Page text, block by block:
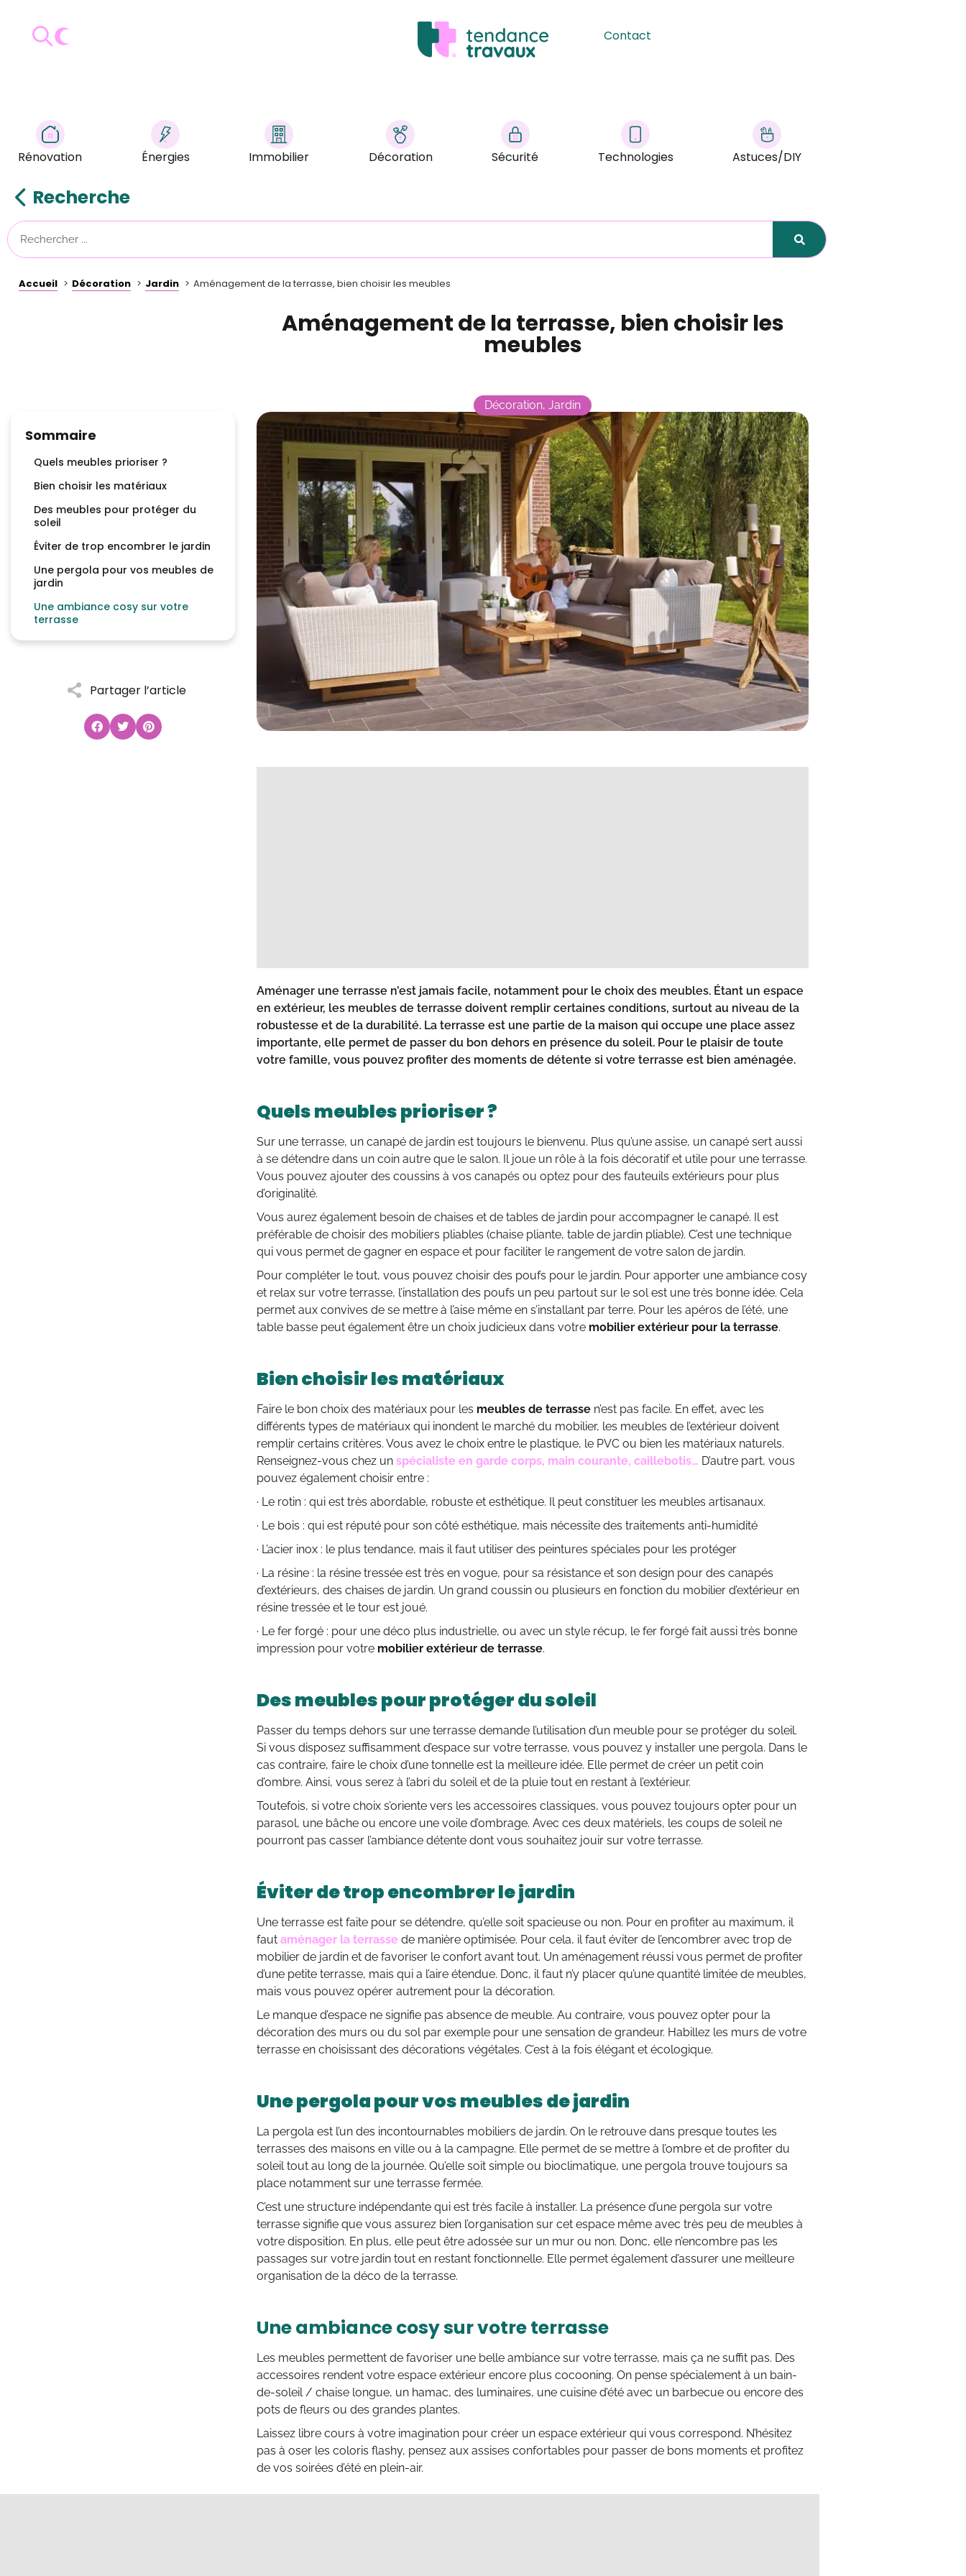
Contact
Rénovation Énergies Immobilier Décoration Sécurité Technologies Astuces/DIY
Recherche
Accueil Décoration Jardin Aménagement de la terrasse, bien choisir les meubles
Sommaire
Quels meubles prioriser ?
Bien choisir les matériaux
Des meubles pour protéger du
soleil
Éviter de trop encombrer le jardin
Une pergola pour vos meubles de
jardin
Une ambiance cosy sur votre
terrasse
Partager l’article
Aménagement de la terrasse, bien choisir les
meubles
Décoration, Jardin
Aménager une terrasse n’est jamais facile, notamment pour le choix des meubles. Étant un espace
en extérieur, les meubles de terrasse doivent remplir certaines conditions, surtout au niveau de la
robustesse et de la durabilité. La terrasse est une partie de la maison qui occupe une place assez
importante, elle permet de passer du bon dehors en présence du soleil. Pour le plaisir de toute
votre famille, vous pouvez profiter des moments de détente si votre terrasse est bien aménagée.
Quels meubles prioriser ?
Sur une terrasse, un canapé de jardin est toujours le bienvenu. Plus qu’une assise, un canapé sert aussi
à se détendre dans un coin autre que le salon. Il joue un rôle à la fois décoratif et utile pour une terrasse.
Vous pouvez ajouter des coussins à vos canapés ou optez pour des fauteuils extérieurs pour plus
d’originalité.
Vous aurez également besoin de chaises et de tables de jardin pour accompagner le canapé. Il est
préférable de choisir des mobiliers pliables (chaise pliante, table de jardin pliable). C’est une technique
qui vous permet de gagner en espace et pour faciliter le rangement de votre salon de jardin.
Pour compléter le tout, vous pouvez choisir des poufs pour le jardin. Pour apporter une ambiance cosy
et relax sur votre terrasse, l’installation des poufs un peu partout sur le sol est une très bonne idée. Cela
permet aux convives de se mettre à l’aise même en s’installant par terre. Pour les apéros de l’été, une
table basse peut également être un choix judicieux dans votre mobilier extérieur pour la terrasse.
Bien choisir les matériaux
Faire le bon choix des matériaux pour les meubles de terrasse n’est pas facile. En effet, avec les
différents types de matériaux qui inondent le marché du mobilier, les meubles de l’extérieur doivent
remplir certains critères. Vous avez le choix entre le plastique, le PVC ou bien les matériaux naturels.
Renseignez-vous chez un spécialiste en garde corps, main courante, caillebotis… D’autre part, vous
pouvez également choisir entre :
· Le rotin : qui est très abordable, robuste et esthétique. Il peut constituer les meubles artisanaux.
· Le bois : qui est réputé pour son côté esthétique, mais nécessite des traitements anti-humidité
· L’acier inox : le plus tendance, mais il faut utiliser des peintures spéciales pour les protéger
· La résine : la résine tressée est très en vogue, pour sa résistance et son design pour des canapés
d’extérieurs, des chaises de jardin. Un grand coussin ou plusieurs en fonction du mobilier d’extérieur en
résine tressée et le tour est joué.
· Le fer forgé : pour une déco plus industrielle, ou avec un style récup, le fer forgé fait aussi très bonne
impression pour votre mobilier extérieur de terrasse.
Des meubles pour protéger du soleil
Passer du temps dehors sur une terrasse demande l’utilisation d’un meuble pour se protéger du soleil.
Si vous disposez suffisamment d’espace sur votre terrasse, vous pouvez y installer une pergola. Dans le
cas contraire, faire le choix d’une tonnelle est la meilleure idée. Elle permet de créer un petit coin
d’ombre. Ainsi, vous serez à l’abri du soleil et de la pluie tout en restant à l’extérieur.
Toutefois, si votre choix s’oriente vers les accessoires classiques, vous pouvez toujours opter pour un
parasol, une bâche ou encore une voile d’ombrage. Avec ces deux matériels, les coups de soleil ne
pourront pas casser l’ambiance détente dont vous souhaitez jouir sur votre terrasse.
Éviter de trop encombrer le jardin
Une terrasse est faite pour se détendre, qu’elle soit spacieuse ou non. Pour en profiter au maximum, il
faut aménager la terrasse de manière optimisée. Pour cela, il faut éviter de l’encombrer avec trop de
mobilier de jardin et de favoriser le confort avant tout. Un aménagement réussi vous permet de profiter
d’une petite terrasse, mais qui a l’aire étendue. Donc, il faut n’y placer qu’une quantité limitée de meubles,
mais vous pouvez opérer autrement pour la décoration.
Le manque d’espace ne signifie pas absence de meuble. Au contraire, vous pouvez opter pour la
décoration des murs ou du sol par exemple pour une sensation de grandeur. Habillez les murs de votre
terrasse en choisissant des décorations végétales. C’est à la fois élégant et écologique.
Une pergola pour vos meubles de jardin
La pergola est l’un des incontournables mobiliers de jardin. On le retrouve dans presque toutes les
terrasses des maisons en ville ou à la campagne. Elle permet de se mettre à l’ombre et de profiter du
soleil tout au long de la journée. Qu’elle soit simple ou bioclimatique, une pergola trouve toujours sa
place notamment sur une terrasse fermée.
C’est une structure indépendante qui est très facile à installer. La présence d’une pergola sur votre
terrasse signifie que vous assurez bien l’organisation sur cet espace même avec très peu de meubles à
votre disposition. En plus, elle peut être adossée sur un mur ou non. Donc, elle n’encombre pas les
passages sur votre jardin tout en restant fonctionnelle. Elle permet également d’assurer une meilleure
organisation de la déco de la terrasse.
Une ambiance cosy sur votre terrasse
Les meubles permettent de favoriser une belle ambiance sur votre terrasse, mais ça ne suffit pas. Des
accessoires rendent votre espace extérieur encore plus cocooning. On pense spécialement à un bain-
de-soleil / chaise longue, un hamac, des luminaires, une cuisine d’été avec un barbecue ou encore des
pots de fleurs ou des grandes plantes.
Laissez libre cours à votre imagination pour créer un espace extérieur qui vous correspond. N’hésitez
pas à oser les coloris flashy, pensez aux assises confortables pour passer de bons moments et profitez
de vos soirées d’été en plein-air.